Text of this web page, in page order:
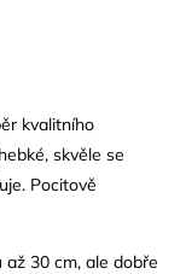
kvalitního
skvěle se
Pocitově
30 cm, ale dobře